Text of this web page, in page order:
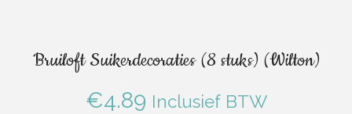
Bruiloft Suikerdecoraties (8 stuks) (Wilton)
€4.89 Inclusief BTW